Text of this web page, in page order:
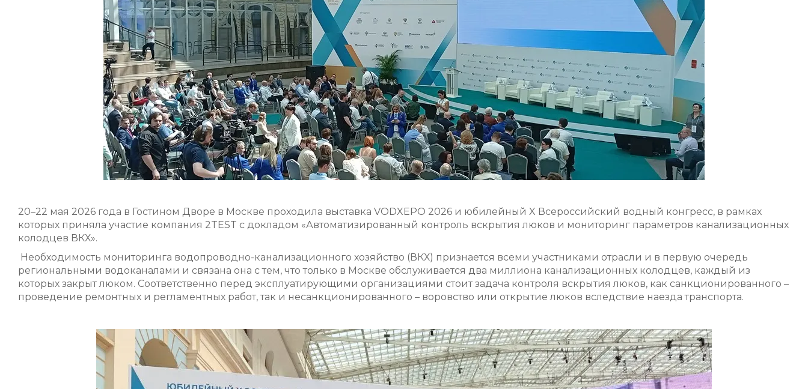
20–22 мая 2026 года в Гостином Дворе в Москве проходила выставка VODXEPO 2026 и юбилейный X Всероссийский водный конгресс, в рамках
которых приняла участие компания 2TEST с докладом «Автоматизированный контроль вскрытия люков и мониторинг параметров канализационных
колодцев ВКХ».
Необходимость мониторинга водопроводно-канализационного хозяйство (ВКХ) признается всеми участниками отрасли и в первую очередь
региональными водоканалами и связана она с тем, что только в Москве обслуживается два миллиона канализационных колодцев, каждый из
которых закрыт люком. Соответственно перед эксплуатирующими организациями стоит задача контроля вскрытия люков, как санкционированного –
проведение ремонтных и регламентных работ, так и несанкционированного – воровство или открытие люков вследствие наезда транспорта.